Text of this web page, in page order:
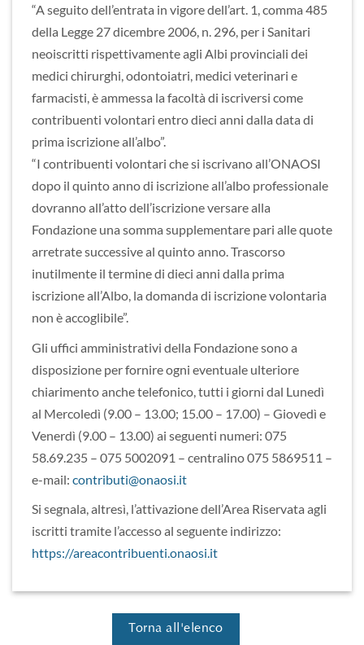
“A seguito dell’entrata in vigore dell’art. 1, comma 485
della Legge 27 dicembre 2006, n. 296, per i Sanitari
neoiscritti rispettivamente agli Albi provinciali dei
medici chirurghi, odontoiatri, medici veterinari e
farmacisti, è ammessa la facoltà di iscriversi come
contribuenti volontari entro dieci anni dalla data di
prima iscrizione all’albo”.
“I contribuenti volontari che si iscrivano all’ONAOSI
dopo il quinto anno di iscrizione all’albo professionale
dovranno all’atto dell’iscrizione versare alla
Fondazione una somma supplementare pari alle quote
arretrate successive al quinto anno. Trascorso
inutilmente il termine di dieci anni dalla prima
iscrizione all’Albo, la domanda di iscrizione volontaria
non è accoglibile”.
Gli uffici amministrativi della Fondazione sono a
disposizione per fornire ogni eventuale ulteriore
chiarimento anche telefonico, tutti i giorni dal Lunedì
al Mercoledì (9.00 – 13.00; 15.00 – 17.00) – Giovedì e
Venerdì (9.00 – 13.00) ai seguenti numeri: 075
58.69.235 – 075 5002091 – centralino 075 5869511 –
e-mail: contributi@onaosi.it
Si segnala, altresì, l’attivazione dell’Area Riservata agli
iscritti tramite l’accesso al seguente indirizzo:
https://areacontribuenti.onaosi.it
Torna all'elenco